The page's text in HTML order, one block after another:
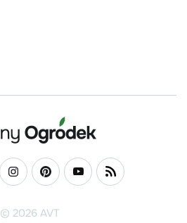
© 2026 AVT